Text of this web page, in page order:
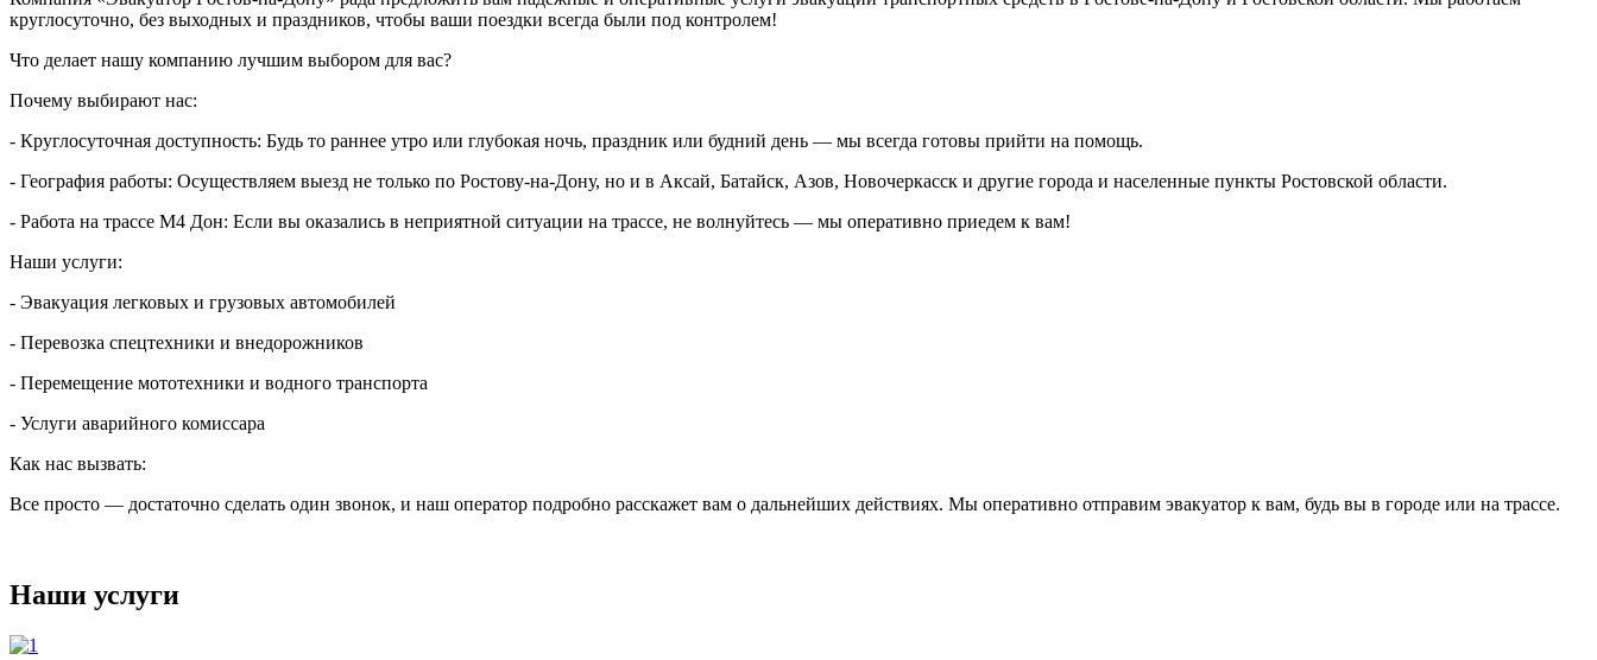
круглосуточно, без выходных и праздников, чтобы ваши поездки всегда были под контролем!
Что делает нашу компанию лучшим выбором для вас?
Почему выбирают нас:
- Круглосуточная доступность: Будь то раннее утро или глубокая ночь, праздник или будний день — мы всегда готовы прийти на помощь.
- География работы: Осуществляем выезд не только по Ростову-на-Дону, но и в Аксай, Батайск, Азов, Новочеркасск и другие города и населенные пункты Ростовской области.
- Работа на трассе М4 Дон: Если вы оказались в неприятной ситуации на трассе, не волнуйтесь — мы оперативно приедем к вам!
Наши услуги:
- Эвакуация легковых и грузовых автомобилей
- Перевозка спецтехники и внедорожников
- Перемещение мототехники и водного транспорта
- Услуги аварийного комиссара
Как нас вызвать:
Все просто — достаточно сделать один звонок, и наш оператор подробно расскажет вам о дальнейших действиях. Мы оперативно отправим эвакуатор к вам, будь вы в городе или на трассе.
Наши услуги